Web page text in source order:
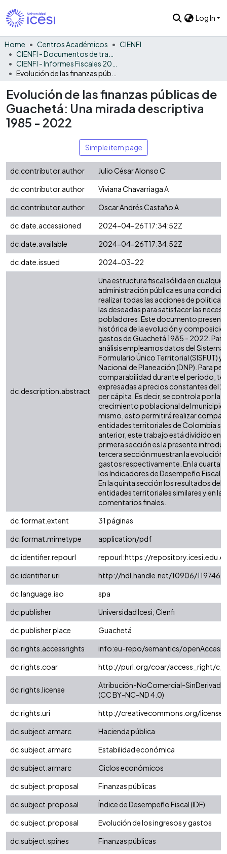
Log In
Home Centros Académicos
CIENFI
Evolución de las finanzas públicas de
Guachetá: Una mirada descriptiva
1985 - 2022
Simple item page
dc.contributor.author
Julio César Alonso C
dc.contributor.author
Viviana Chavarriaga A
dc.contributor.author
Oscar Andrés Castaño A
dc.date.accessioned
2024-04-26T17:34:52Z
dc.date.available
2024-04-26T17:34:52Z
dc.date.issued
2024-03-22
dc.description.abstract
Una estructura fiscal sólida en cualquier
administración pública es una
realizar todas las acciones de política
las deseadas para satisfacer las
pobladores. Este documento
histórica de la evolución y
gastos de Guachetá 1985 - 2022.
análisis empleamos datos del
Formulario Único Territorial (SISFUT)
Nacional de Planeación (DNP). Para
comparabilidad durante el periodo,
expresadas a precios constantes del
per cápita. Es decir, se controla por la
crecimiento poblacional del municipio
mismo, esto permitirá realizar
entidades territoriales de Colombia
anterior, este trabajo está dividido en
primera sección es la presente
tercera sección muestran la evolución
gastos respectivamente. En la cuarta
los Indicadores de Desempeño Fiscal
En la quinta sección los resultados del
entidades territoriales similares y en la
comentarios finales.
dc.format.extent
31 páginas
dc.format.mimetype
application/pdf
dc.identifier.repourl
repourl:https://
dc.identifier.uri
http://hdl.handle.net/10906/119746
dc.language.iso
spa
dc.publisher
Universidad Icesi; Cienfi
dc.publisher.place
Guachetá
dc.rights.accessrights
info:eu-repo/semantics/openAccess
dc.rights.coar
http://purl.org/coar/access_right/
dc.rights.license
Atribución-NoComercial-
(CC BY-NC-ND 4.0)
dc.rights.uri
http://creativecommons.org/
dc.subject.armarc
Hacienda pública
dc.subject.armarc
Estabilidad económica
dc.subject.armarc
Ciclos económicos
dc.subject.proposal
Finanzas públicas
dc.subject.proposal
Índice de Desempeño Fiscal (IDF)
dc.subject.proposal
Evolución de los ingresos y gastos
dc.subject.spines
Finanzas públicas